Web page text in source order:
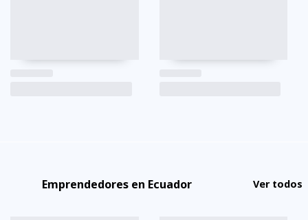
Emprendedores en Ecuador Ver todos